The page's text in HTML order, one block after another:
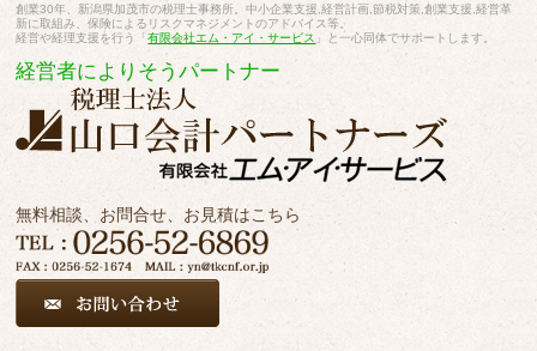
創業30年、新潟県加茂市の税理士事務所。中小企業支援,経営計画,節税対策,創業支援,経営革
新に取組み、保険によるリスクマネジメントのアドバイス等。
経営や経理支援を行う「有限会社エム・アイ・サービス 」と一心同体でサポートします。
経営者によりそうパートナー
無料相談、お問合せ、お見積はこちら